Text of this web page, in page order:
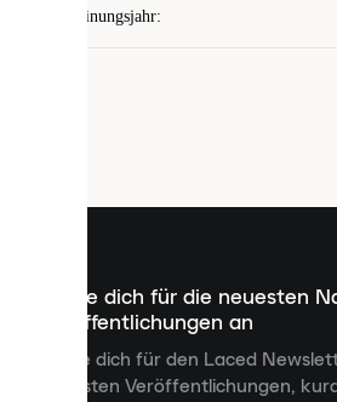
Erscheinungsjahr:
Melde dich für die neuesten
Veröffentlichungen an
Melde dich für den Laced
neuesten Veröffentlichungen,
COOKIES
kleine
dienen,
Inhalte
anzuzeigen